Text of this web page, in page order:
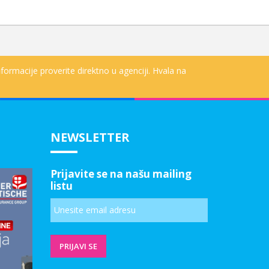
proverite direktno u agenciji. Hvala na
NEWSLETTER
Prijavite se na našu mailing
listu